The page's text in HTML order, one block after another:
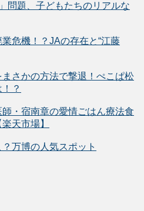
問題、子どもたちのリアルな
危機！？JAの存在と“江藤
さかの方法で撃退！ぺこぱ松
？
・宿南章の愛情ごはん療法食
天市場】
万博の人気スポット